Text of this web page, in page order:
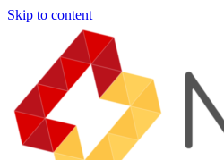
Skip to content